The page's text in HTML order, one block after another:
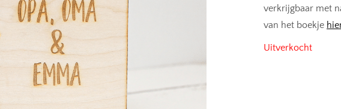
verkrijgbaar met
van het boekje
Uitverkocht